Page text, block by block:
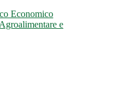
Economico
e